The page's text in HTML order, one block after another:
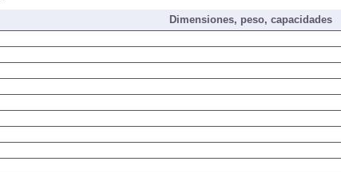
Dimensiones, peso, capacidades